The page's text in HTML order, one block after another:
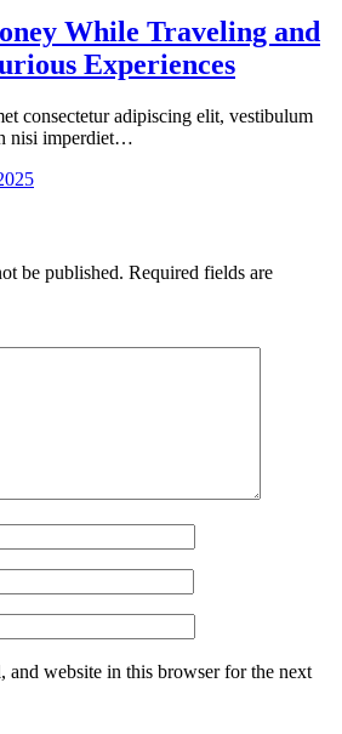
While Traveling and
Experiences
consectetur adipiscing elit, vestibulum
nisi imperdiet…
be published. Required fields are
and website in this browser for the next